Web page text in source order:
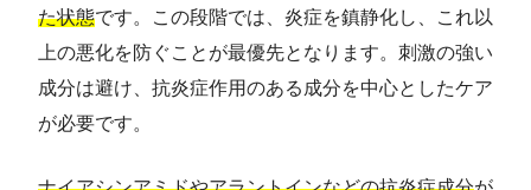
た状態です。この段階では、炎症を鎮静化し、これ以
上の悪化を防ぐことが最優先となります。刺激の強い
成分は避け、抗炎症作用のある成分を中心としたケア
が必要です。